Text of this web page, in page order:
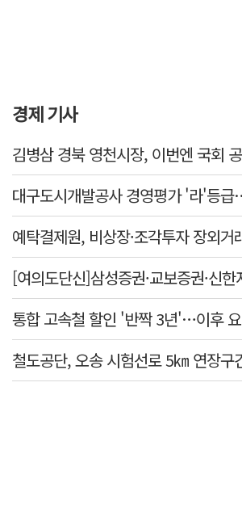
경제 기사
[여의도단신]삼성증권·교보증권·신
통합 고속철 할인 '반짝 3년'…이후